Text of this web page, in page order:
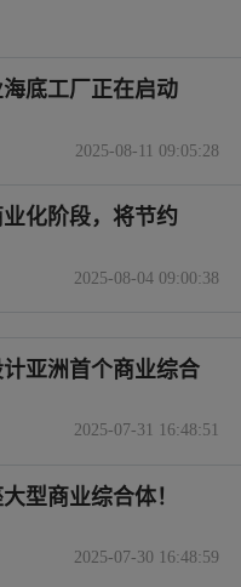
底工厂正在启动
2025-08-11 09:05:28
化阶段，将节约
2025-08-04 09:00:38
亚洲首个商业综合
2025-07-31 16:48:51
型商业综合体！
2025-07-30 16:48:59